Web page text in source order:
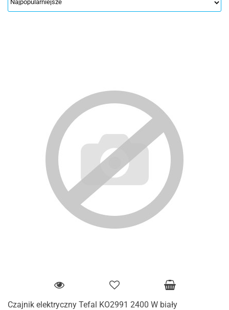
Czajnik elektryczny Tefal KO2991 2400 W biały